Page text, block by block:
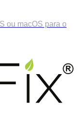
ou macOS para o